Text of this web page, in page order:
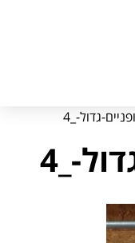
גדול-_4
_4